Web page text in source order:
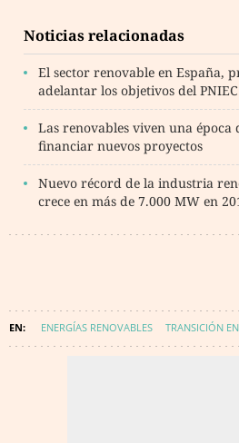
Noticias relacionadas
El sector renovable en España,
adelantar los objetivos del PNIEC
Las renovables viven una
financiar nuevos proyectos
Nuevo récord de la industria
crece en más de 7.000 MW en
ENERGÍAS RENOVABLES TRANSICIÓN